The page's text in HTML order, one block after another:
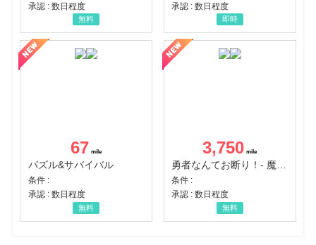
承認 : 数日程度
無料
承認 : 数日程度
即時
67
パズル&サバイバル
条件 :
承認 : 数日程度
無料
3,750
条件 :
承認 : 数日程度
無料